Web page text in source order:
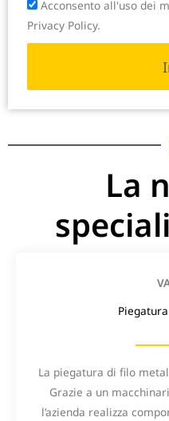
Acconsento all'uso dei
Privacy Policy.
La
La piegatura di filo
Grazie a un
l’azienda realizza